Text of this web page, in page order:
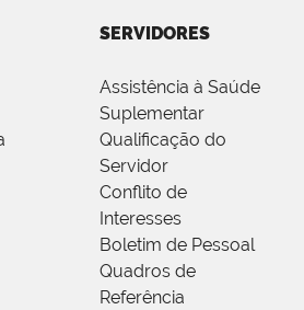
SERVIDORES
Assistência à Saúde
Suplementar
Qualificação do
Servidor
Conflito de
Interesses
Boletim de Pessoal
Quadros de
Referência